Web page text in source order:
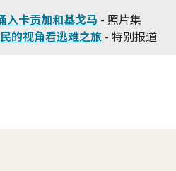
入卡贡加和基戈马 - 照片集
的视角看逃难之旅 - 特别报道